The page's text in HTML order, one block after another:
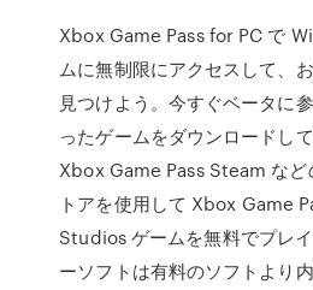
Xbox Game Pass for PC で
ムに無制限にアクセスして、
見つけよう。今すぐベータに
ったゲームをダウンロードし
Xbox Game Pass Steam など
トアを使用して Xbox Game
Studios ゲームを無料でプレ
ーソフトは有料のソフトより